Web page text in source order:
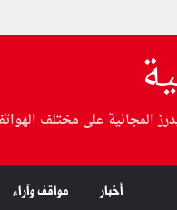
المجانية على مختلف
أخبار مواقف وآراء